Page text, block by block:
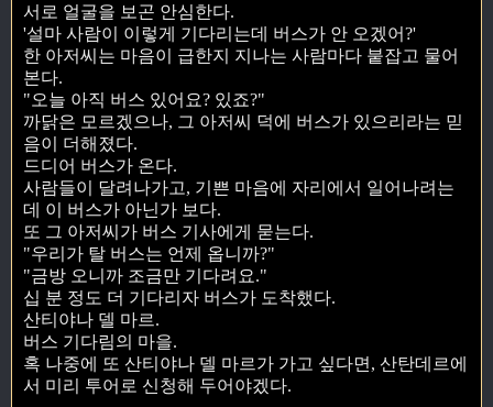
서로 얼굴을 보곤 안심한다.
'설마 사람이 이렇게 기다리는데 버스가 안 오겠어?'
한 아저씨는 마음이 급한지 지나는 사람마다 붙잡고 물어
본다.
"오늘 아직 버스 있어요? 있죠?"
까닭은 모르겠으나, 그 아저씨 덕에 버스가 있으리라는 믿
음이 더해졌다.
드디어 버스가 온다.
사람들이 달려나가고, 기쁜 마음에 자리에서 일어나려는
데 이 버스가 아닌가 보다.
또 그 아저씨가 버스 기사에게 묻는다.
"우리가 탈 버스는 언제 옵니까?"
"금방 오니까 조금만 기다려요."
십 분 정도 더 기다리자 버스가 도착했다.
산티야나 델 마르.
버스 기다림의 마을.
혹 나중에 또 산티야나 델 마르가 가고 싶다면, 산탄데르에
서 미리 투어로 신청해 두어야겠다.